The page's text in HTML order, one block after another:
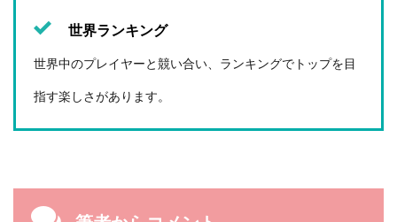
世界ランキング
世界中のプレイヤーと競い合い、ランキングでトップを目
指す楽しさがあります。